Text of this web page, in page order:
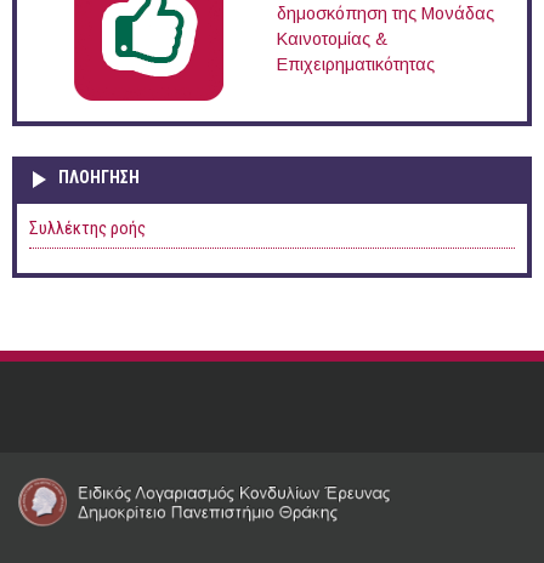
δημοσκόπηση της Μονάδας
Καινοτομίας &
Επιχειρηματικότητας
ΠΛΟΉΓΗΣΗ
Συλλέκτης ροής